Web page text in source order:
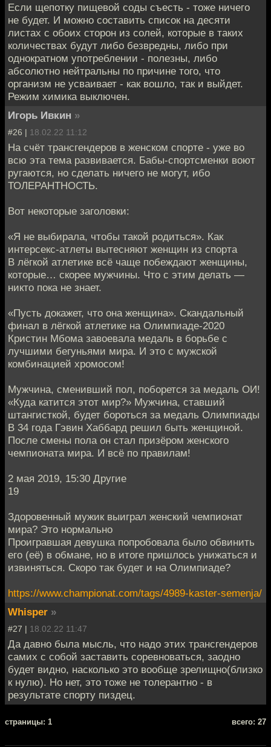
Если щепотку пищевой соды съесть - тоже ничего
не будет. И можно составить список на десяти
листах с обоих сторон из солей, которые в таких
количествах будут либо безвредны, либо при
однократном употреблении - полезны, либо
абсолютно нейтральны по причине того, что
организм не усваивает - как вошло, так и выйдет.
Режим химика выключен.
Игорь Ивкин »
#26 | 18.02.22 11:12
На счёт трансгендеров в женском спорте - уже во
всю эта тема развивается. Бабы-спортсменки воют
ругаются, но сделать ничего не могут, ибо
ТОЛЕРАНТНОСТЬ.
Вот некоторые заголовки:
«Я не выбирала, чтобы такой родиться». Как
интерсекс-атлеты вытесняют женщин из спорта
В лёгкой атлетике всё чаще побеждают женщины,
которые… скорее мужчины. Что с этим делать —
никто пока не знает.
«Пусть докажет, что она женщина». Скандальный
финал в лёгкой атлетике на Олимпиаде-2020
Кристин Мбома завоевала медаль в борьбе с
лучшими бегуньями мира. И это с мужской
комбинацией хромосом!
Мужчина, сменивший пол, поборется за медаль ОИ!
«Куда катится этот мир?» Мужчина, ставший
штангисткой, будет бороться за медаль Олимпиады
В 34 года Гэвин Хаббард решил быть женщиной.
После смены пола он стал призёром женского
чемпионата мира. И всё по правилам!
2 мая 2019, 15:30 Другие
19
Здоровенный мужик выиграл женский чемпионат
мира? Это нормально
Проигравшая девушка попробовала было обвинить
его (её) в обмане, но в итоге пришлось унижаться и
извиняться. Скоро так будет и на Олимпиаде?
https://www.championat.com/tags/4989-kaster-semenja/
Whisper »
#27 | 18.02.22 11:47
Да давно была мысль, что надо этих трансгендеров
самих с собой заставить соревноваться, заодно
будет видно, насколько это вообще зрелищно(близко
к нулю). Но нет, это тоже не толерантно - в
результате спорту пиздец.
cтраницы: 1 всего: 27